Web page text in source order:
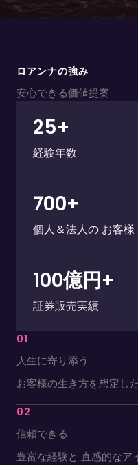
ロアンナの強み
安心できる価値提案
25+
経験年数
700+
個人＆法人の お客様
100億円+
証券販売実績
01
人生に寄り添う
お客様の生き方を想定し
02
信頼できる
豊富な経験と 直感的なア